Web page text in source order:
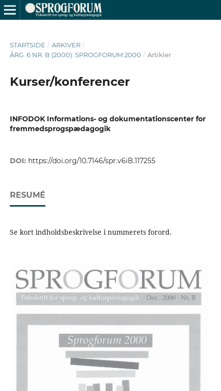
STARTSIDE / ARKIVER /
ÅRG. 6 NR. B (2000): SPROGFORUM 2000 / Artikler
Kurser/konferencer
INFODOK Informations- og dokumentationscenter for
fremmedsprogspædagogik
DOI: https://doi.org/10.7146/spr.v6iB.117255
RESUMÉ
Se kort indholdsbeskrivelse i nummerets forord.